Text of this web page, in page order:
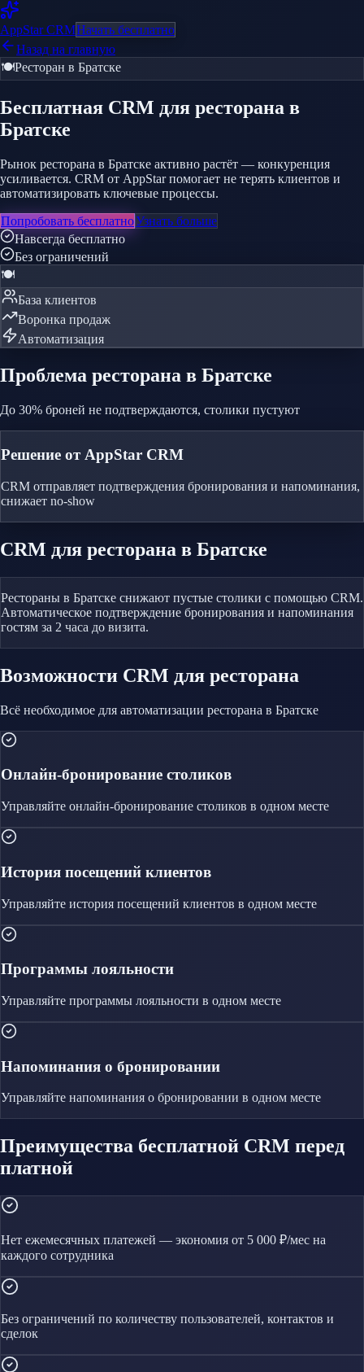
AppStarCRMНачать бесплатно
Назад на главную
🍽️Ресторан в Братске
Бесплатная CRM для ресторана в
Братске
Рынок ресторана в Братске активно растёт — конкуренция
усиливается. CRM от AppStar помогает не терять клиентов и
автоматизировать ключевые процессы.
Попробовать бесплатноУзнать больше
Навсегда бесплатно
Без ограничений
🍽️
База клиентов
Воронка продаж
Автоматизация
Проблема ресторана в Братске
До 30% броней не подтверждаются, столики пустуют
Решение от AppStar CRM
CRM отправляет подтверждения бронирования и напоминания,
снижает no-show
CRM для ресторана в Братске
Рестораны в Братске снижают пустые столики с помощью CRM.
Автоматическое подтверждение бронирования и напоминания
гостям за 2 часа до визита.
Возможности CRM для ресторана
Всё необходимое для автоматизации ресторана в Братске
Онлайн-бронирование столиков
Управляйте онлайн-бронирование столиков в одном месте
История посещений клиентов
Управляйте история посещений клиентов в одном месте
Программы лояльности
Управляйте программы лояльности в одном месте
Напоминания о бронировании
Управляйте напоминания о бронировании в одном месте
Преимущества бесплатной CRM перед
платной
Нет ежемесячных платежей — экономия от 5 000 ₽/мес на
каждого сотрудника
Без ограничений по количеству пользователей, контактов и
сделок